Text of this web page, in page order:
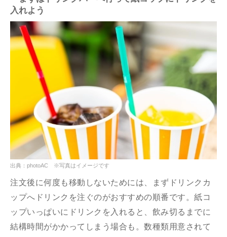
入れよう
出典：photoAC ※写真はイメージです
注文後に何度も移動しないためには、まずドリンクカ
ップへドリンクを注ぐのがおすすめの順番です。紙コ
ップいっぱいにドリンクを入れると、飲み切るまでに
結構時間がかかってしまう場合も。数種類用意されて